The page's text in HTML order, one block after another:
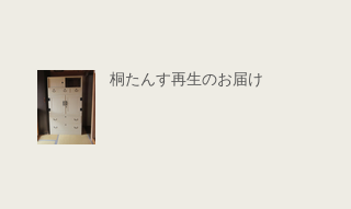
桐たんす再生のお届け